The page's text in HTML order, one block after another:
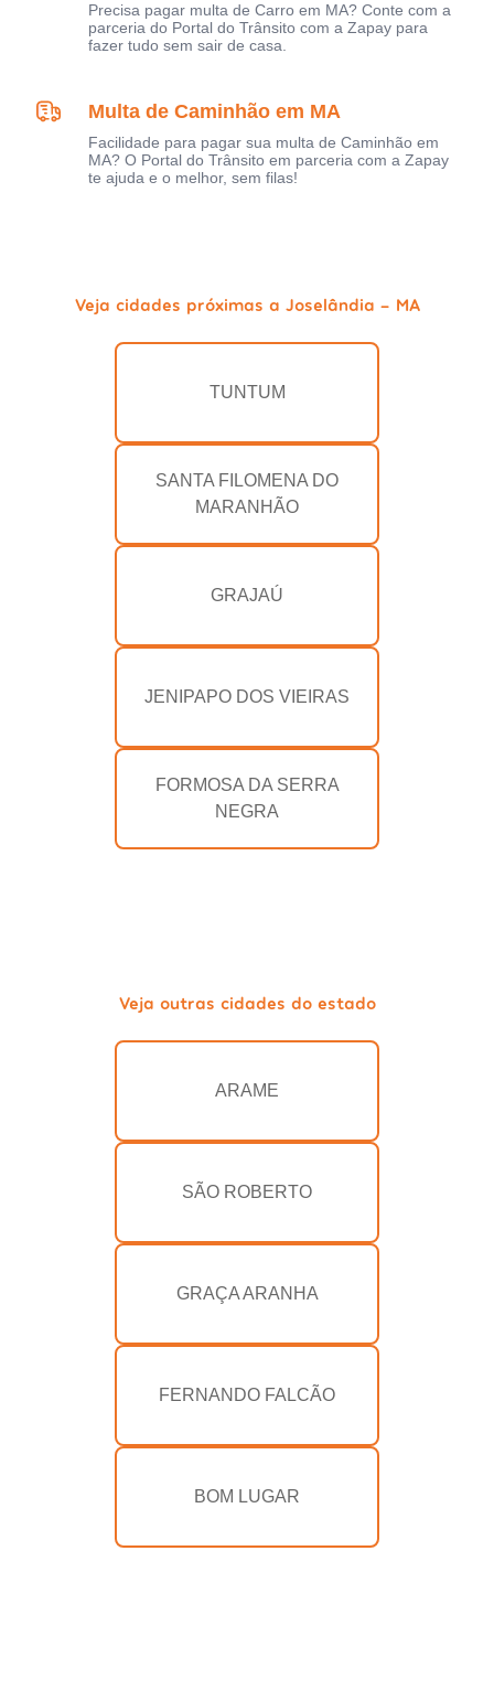
Precisa pagar multa de Carro em MA? Conte com a
parceria do Portal do Trânsito com a Zapay para
fazer tudo sem sair de casa.
Multa de Caminhão em MA
Facilidade para pagar sua multa de Caminhão em
MA? O Portal do Trânsito em parceria com a Zapay
te ajuda e o melhor, sem filas!
Veja cidades próximas a Joselândia - MA
TUNTUM
SANTA FILOMENA DO
MARANHÃO
GRAJAÚ
JENIPAPO DOS VIEIRAS
FORMOSA DA SERRA
NEGRA
Veja outras cidades do estado
ARAME
SÃO ROBERTO
GRAÇA ARANHA
FERNANDO FALCÃO
BOM LUGAR